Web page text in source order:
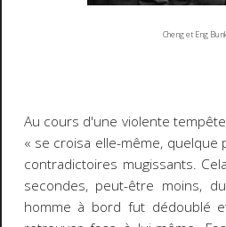
Cheng et Eng
Au cours d'une violente
« se croisa elle-même,
contradictoires mugissants.
secondes, peut-être moins,
homme à bord fut dédoublé